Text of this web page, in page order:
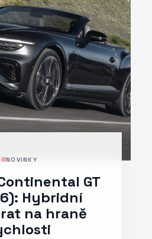
NOVINKY
GT
Hybridní
na hraně